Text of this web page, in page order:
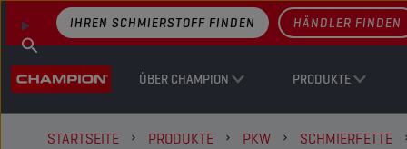
ÜBER CHAMPION PRODUKTE
IHREN SCHMIERSTOFF FINDEN HÄNDLER FINDEN
STARTSEITE PRODUKTE PKW SCHMIERFETTE